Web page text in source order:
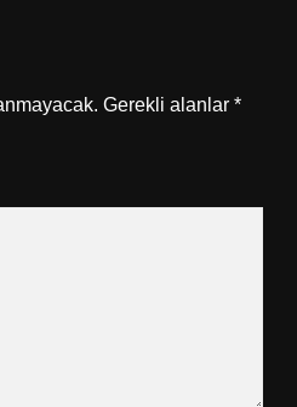
Gerekli alanlar *